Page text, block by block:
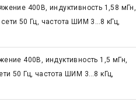
400В, индуктивность 1,58 мГн,
50 Гц, частота ШИМ 3…8 кГц,
400В, индуктивность 1,5 мГн,
50 Гц, частота ШИМ 3…8 кГц,